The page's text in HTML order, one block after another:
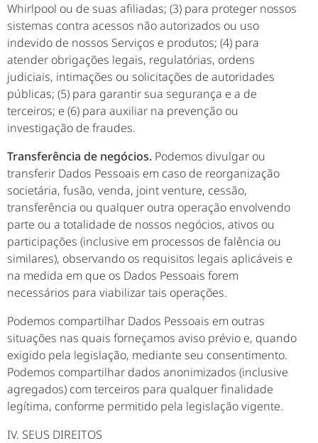
Whirlpool ou de suas afiliadas; (3) para proteger nossos
sistemas contra acessos não autorizados ou uso
indevido de nossos Serviços e produtos; (4) para
atender obrigações legais, regulatórias, ordens
judiciais, intimações ou solicitações de autoridades
públicas; (5) para garantir sua segurança e a de
terceiros; e (6) para auxiliar na prevenção ou
investigação de fraudes.
Transferência de negócios. Podemos divulgar ou
transferir Dados Pessoais em caso de reorganização
societária, fusão, venda, joint venture, cessão,
transferência ou qualquer outra operação envolvendo
parte ou a totalidade de nossos negócios, ativos ou
participações (inclusive em processos de falência ou
similares), observando os requisitos legais aplicáveis e
na medida em que os Dados Pessoais forem
necessários para viabilizar tais operações.
Podemos compartilhar Dados Pessoais em outras
situações nas quais forneçamos aviso prévio e, quando
exigido pela legislação, mediante seu consentimento.
Podemos compartilhar dados anonimizados (inclusive
agregados) com terceiros para qualquer finalidade
legítima, conforme permitido pela legislação vigente.
IV. SEUS DIREITOS